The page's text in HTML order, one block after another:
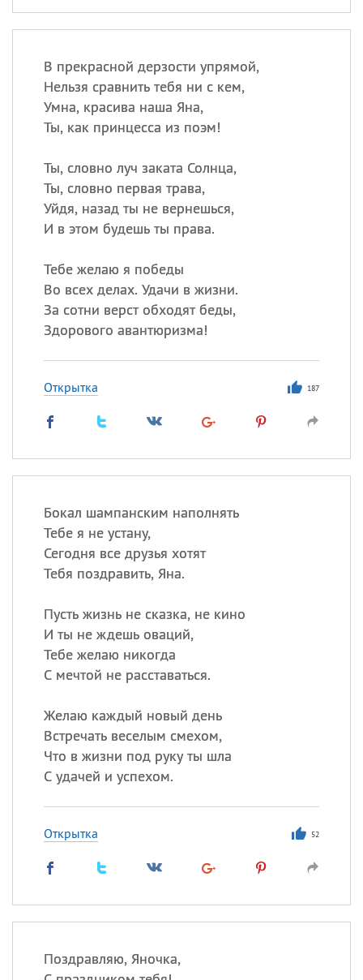
В прекрасной дерзости упрямой,
Нельзя сравнить тебя ни с кем,
Умна, красива наша Яна,
Ты, как принцесса из поэм!
Ты, словно луч заката Солнца,
Ты, словно первая трава,
Уйдя, назад ты не вернешься,
И в этом будешь ты права.
Тебе желаю я победы
Во всех делах. Удачи в жизни.
За сотни верст обходят беды,
Здорового авантюризма!
Открытка 187
Бокал шампанским наполнять
Тебе я не устану,
Сегодня все друзья хотят
Тебя поздравить, Яна.
Пусть жизнь не сказка, не кино
И ты не ждешь оваций,
Тебе желаю никогда
С мечтой не расставаться.
Желаю каждый новый день
Встречать веселым смехом,
Что в жизни под руку ты шла
С удачей и успехом.
Открытка 52
Поздравляю, Яночка,